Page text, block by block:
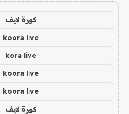
كورة لايف
koora live
kora live
koora live
koora live
كورة لايف